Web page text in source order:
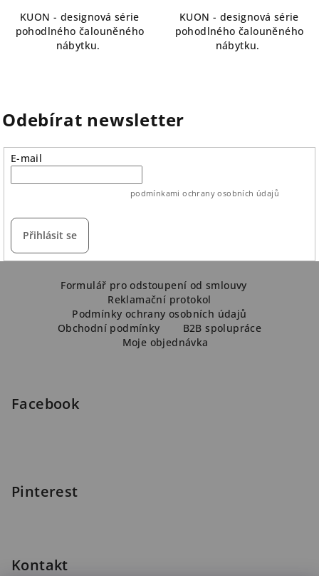
KUON - designová série
pohodlného čalouněného
nábytku.
KUON - designová série
pohodlného čalouněného
nábytku.
Odebírat newsletter
E-mail
podmínkami ochrany osobních údajů
Přihlásit se
Formulář pro odstoupení od smlouvy
Reklamační protokol
Podmínky ochrany osobních údajů
Obchodní podmínky
B2B spolupráce
Moje objednávka
Facebook
Pinterest
Kontakt